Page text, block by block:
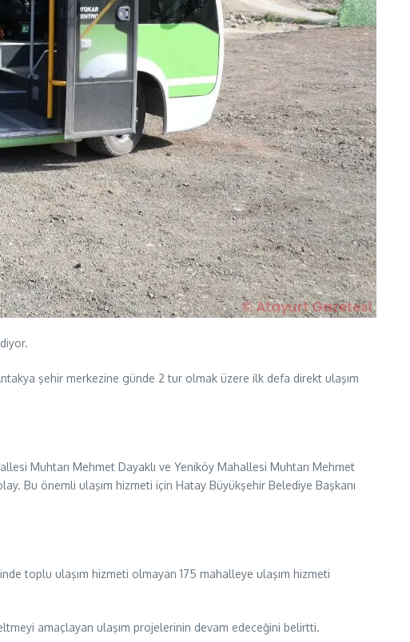
şehir merkezine günde 2 tur olmak üzere ilk defa direkt ulaşım
Muhtarı Mehmet Dayaklı ve Yeniköy Mahallesi Muhtarı Mehmet
Bu önemli ulaşım hizmeti için Hatay Büyükşehir Belediye Başkanı
toplu ulaşım hizmeti olmayan 175 mahalleye ulaşım hizmeti
amaçlayan ulaşım projelerinin devam edeceğini belirtti.